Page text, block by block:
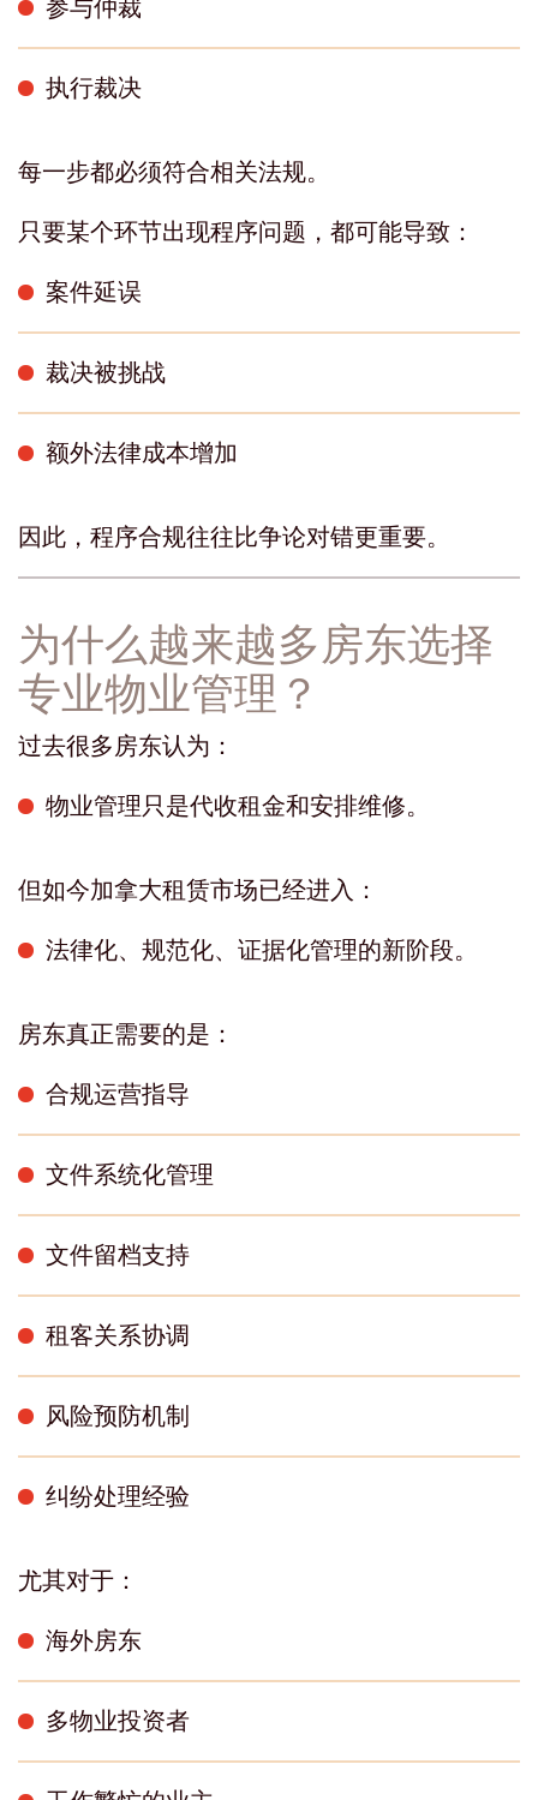
执行裁决
每一步都必须符合相关法规。
只要某个环节出现程序问题，都可能导致：
案件延误
裁决被挑战
额外法律成本增加
因此，程序合规往往比争论对错更重要。
为什么越来越多房东选择
专业物业管理？
过去很多房东认为：
物业管理只是代收租金和安排维修。
但如今加拿大租赁市场已经进入：
法律化、规范化、证据化管理的新阶段。
房东真正需要的是：
合规运营指导
文件系统化管理
文件留档支持
租客关系协调
风险预防机制
纠纷处理经验
尤其对于：
海外房东
多物业投资者